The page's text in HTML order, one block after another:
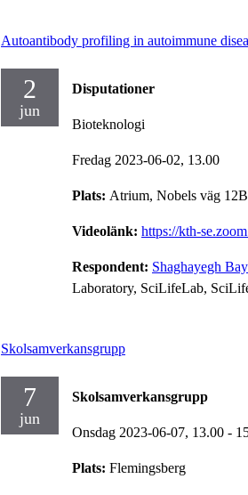
Autoantibody profiling in autoimmune
2
jun
Disputationer
Bioteknologi
Fredag 2023-06-02, 13.00
Plats: Atrium, Nobels väg
Videolänk: https://kth-
Respondent: Shaghayegh
Laboratory, SciLifeLab,
Skolsamverkansgrupp
7
jun
Skolsamverkansgrupp
Onsdag 2023-06-07, 13.00 -
Plats: Flemingsberg